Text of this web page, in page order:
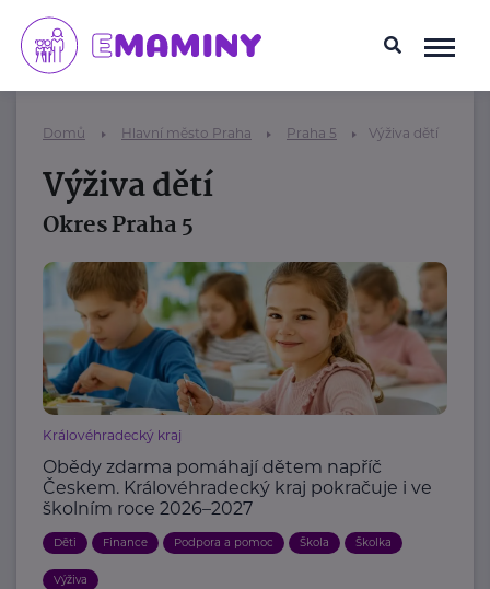
Domů Hlavní město Praha Praha 5 Výživa dětí
Výživa dětí
Okres Praha 5
Královéhradecký kraj
Obědy zdarma pomáhají dětem napříč
Českem. Královéhradecký kraj pokračuje i ve
školním roce 2026–2027
Děti Finance Podpora a pomoc Škola Školka
Výživa